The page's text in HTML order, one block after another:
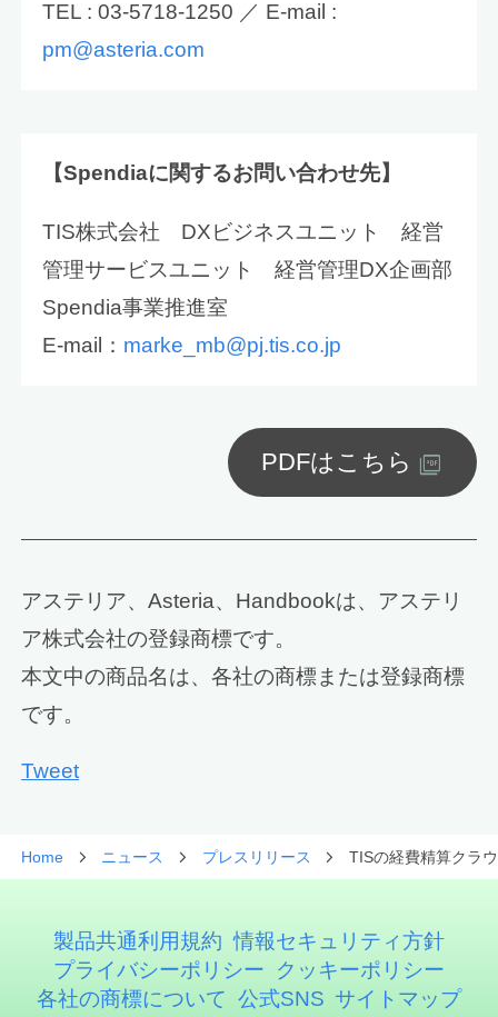
TEL : 03-5718-1250 ／ E-mail :
pm@asteria.com
【Spendiaに関するお問い合わせ先】
TIS株式会社 DXビジネスユニット 経営
管理サービスユニット 経営管理DX企画部
Spendia事業推進室
E-mail： marke_mb@pj.tis.co.jp
PDFはこちら
アステリア、Asteria、Handbookは、アステリ
ア株式会社の登録商標です。
本文中の商品名は、各社の商標または登録商標
です。
Tweet
Home ニュース プレスリリース TISの経費精算クラ
製品共通利用規約 情報セキュリティ方針
プライバシーポリシー
クッキーポリシー
各社の商標について 公式SNS サイトマップ